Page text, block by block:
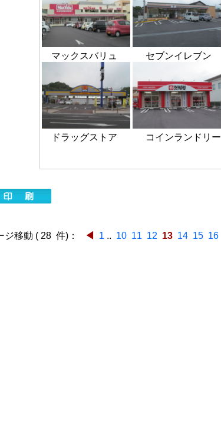
マックスバリュ セブンイレブン
​ ドラッグストア コインランドリー
ジ移動 ( 28 件)： ◀ 1 .. 10 11 12 13 14 15 16